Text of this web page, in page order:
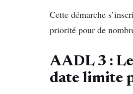
Cette démarche
priorité pour de
AADL 3 :
date limite